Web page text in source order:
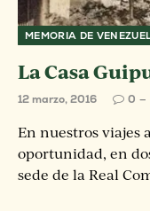
MEMORIA DE
La Casa
12 marzo, 2016 0
En nuestros viajes
oportunidad, en
sede de la Real